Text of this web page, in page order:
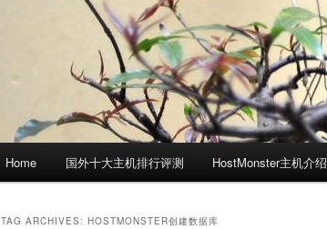
Home 国外十大主机排行评测 HostMonster主机介绍
TAG ARCHIVES: HOSTMONSTER创建数据库